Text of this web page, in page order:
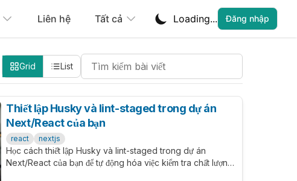
Liên hệ Tất cả Loading... Đăng nhập
Grid List Search Cheatsheets
Thiết lập Husky và lint-staged trong dự án
Next/React của bạn
react nextjs
Học cách thiết lập Husky và lint-staged trong dự án
Next/React của bạn để tự động hóa việc kiểm tra chất lượng